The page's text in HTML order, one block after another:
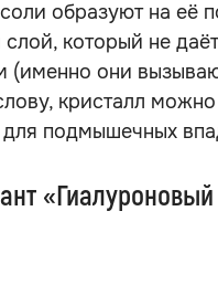
образуют на её
который не
(именно они
кристалл
для подмышечных